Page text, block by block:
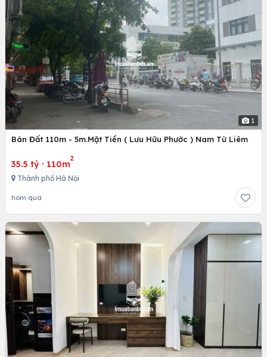
1
Bán Đất 110m - 5m.Mặt Tiền ( Lưu Hữu Phước ) Nam Từ Liêm
35.5 tỷ · 110m
2
Thành phố Hà Nội
hôm qua